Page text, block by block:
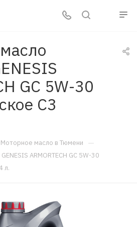
GC 5W-30
C3
Моторное масло в Тюмени —
ARMORTECH GC 5W-30
л.